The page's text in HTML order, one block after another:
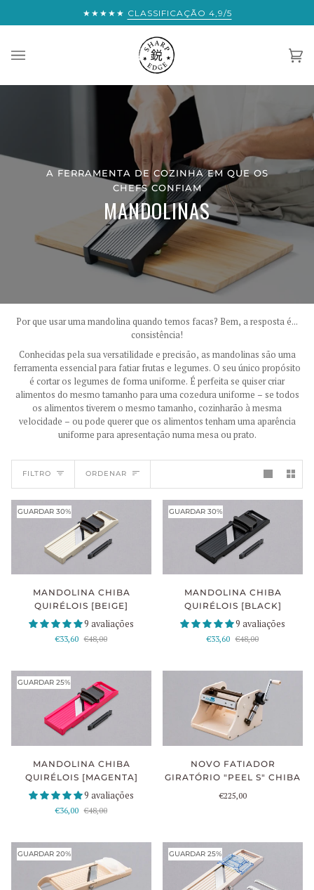
ESTÁ A ESTA DISTÂNCIA DE ENVIO
★★★★★ CLASSIFICAÇÃO 4,9/5
A FERRAMENTA DE COZINHA EM QUE OS
CHEFS CONFIAM
MANDOLINAS
Por que usar uma mandolina quando temos facas? Bem, a resposta é...
consistência!
Conhecidas pela sua versatilidade e precisão, as mandolinas são uma
ferramenta essencial para fatiar frutas e legumes. O seu único propósito
é cortar os legumes de forma uniforme. É perfeita se quiser criar
alimentos do mesmo tamanho para uma cozedura uniforme – se todos
os alimentos tiverem o mesmo tamanho, cozinharão à mesma
velocidade – ou pode querer que os alimentos tenham uma aparência
uniforme para apresentação numa mesa ou prato.
FILTRO ORDENAR
ORDENAR
GUARDAR 30%
MANDOLINA CHIBA
QUIRÉLOIS [BEIGE]
9 avaliações
€33,60 €48,00
GUARDAR 30%
MANDOLINA CHIBA
QUIRÉLOIS [BLACK]
9 avaliações
€33,60 €48,00
GUARDAR 25%
MANDOLINA CHIBA
QUIRÉLOIS [MAGENTA]
9 avaliações
€36,00 €48,00
NOVO FATIADOR
GIRATÓRIO "PEEL S" CHIBA
€225,00
GUARDAR 20% GUARDAR 25%